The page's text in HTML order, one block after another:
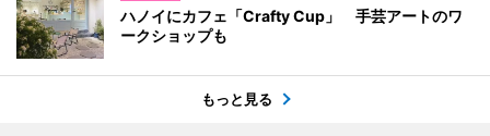
ハノイにカフェ「Crafty Cup」 手芸アートのワ
ークショップも
もっと見る